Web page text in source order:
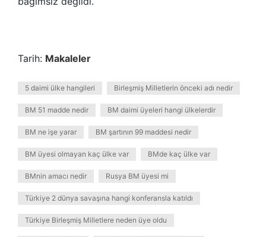
Tarih: Makaleler
5 daimi ülke hangileri Birleşmiş Milletlerin önceki adı nedir
BM 51 madde nedir BM daimi üyeleri hangi ülkelerdir
BM ne işe yarar BM şartının 99 maddesi nedir
BM üyesi olmayan kaç ülke var BMde kaç ülke var
BMnin amacı nedir Rusya BM üyesi mi
Türkiye 2 dünya savaşına hangi konferansla katıldı
Türkiye Birleşmiş Milletlere neden üye oldu